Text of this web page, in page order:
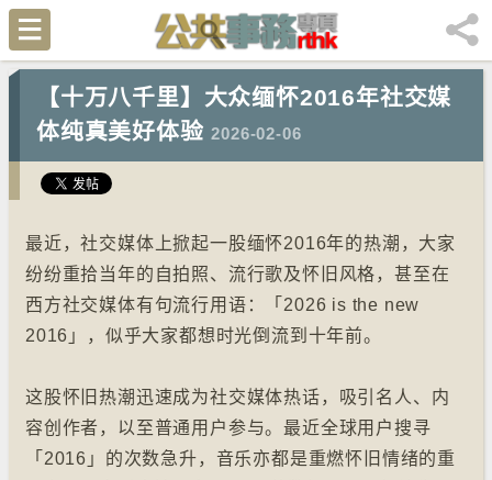
【十万八千里】大众缅怀2016年社交媒
体纯真美好体验2026-02-06
最近，社交媒体上掀起一股缅怀2016年的热潮，大家
纷纷重拾当年的自拍照、流行歌及怀旧风格，甚至在
西方社交媒体有句流行用语：「2026 is the new
2016」，似乎大家都想时光倒流到十年前。
这股怀旧热潮迅速成为社交媒体热话，吸引名人、内
容创作者，以至普通用户参与。最近全球用户搜寻
「2016」的次数急升，音乐亦都是重燃怀旧情绪的重